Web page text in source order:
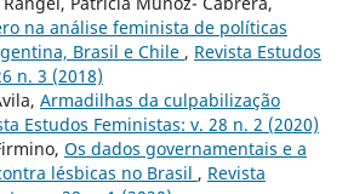
na análise feminista de políticas
Brasil e Chile , Revista Estudos
n. 3 (2018)
Armadilhas da culpabilização
Estudos Feministas: v. 28 n. 2 (2020)
Os dados governamentais e a
lésbicas no Brasil , Revista